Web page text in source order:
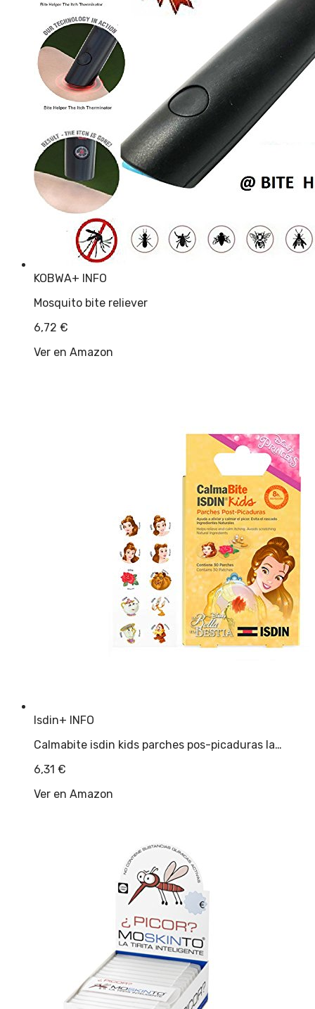
KOBWA+ INFO
Mosquito bite reliever
6,72 €
Ver en Amazon
Isdin+ INFO
Calmabite isdin kids parches pos-picaduras la…
6,31 €
Ver en Amazon